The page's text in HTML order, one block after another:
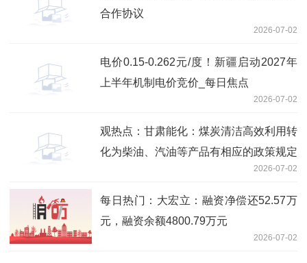
合作协议
2026-07-02
电价0.15-0.262元/度！新疆启动2027年
上半年机制电价竞价_每日焦点
2026-07-02
观热点：甘肃能化：煤炭清洁高效利用转
化为柴油、汽油等产品有相应的政策规定
2026-07-02
每日热门：大宏立：融资净偿还52.57万
元，融资余额4800.79万元
2026-07-02